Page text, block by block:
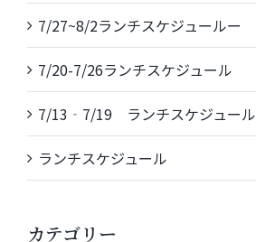
7/27~8/2ランチスケジュールー
7/20-7/26ランチスケジュール
7/13‐7/19 ランチスケジュール
ランチスケジュール
カテゴリー